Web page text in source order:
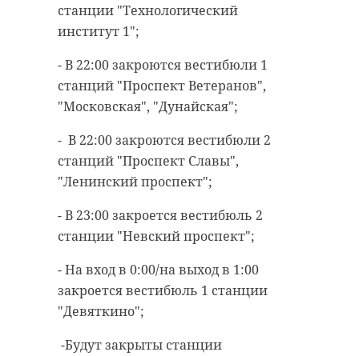
станции "Технологический
институт 1";
- В 22:00 закроются вестибюли 1
станций "Проспект Ветеранов",
"Московская", "Дунайская";
- В 22:00 закроются вестибюли 2
станций "Проспект Славы",
"Ленинский проспект";
- В 23:00 закроется вестибюль 2
станции "Невский проспект";
- На вход в 0:00/на выход в 1:00
закроется вестибюль 1 станции
"Девяткино";
-Будут закрыты станции